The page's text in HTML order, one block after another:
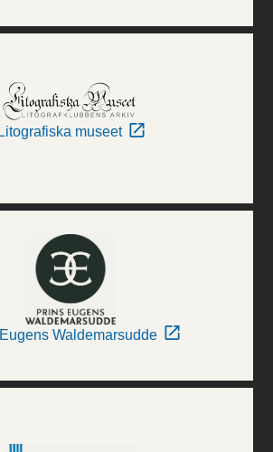
Litografiska museet
Waldemarsudde